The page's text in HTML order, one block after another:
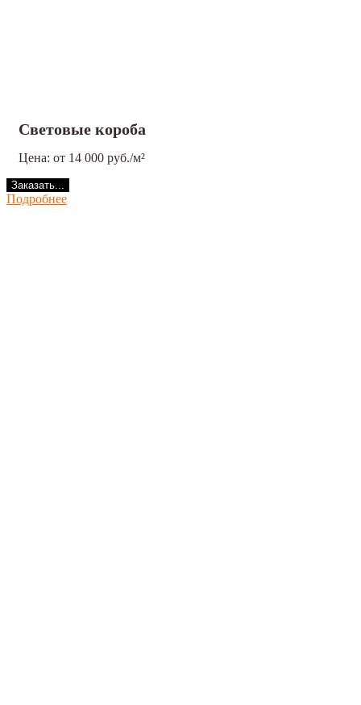
Световые короба
Цена: от 14 000 руб./м²
Заказать...
Подробнее